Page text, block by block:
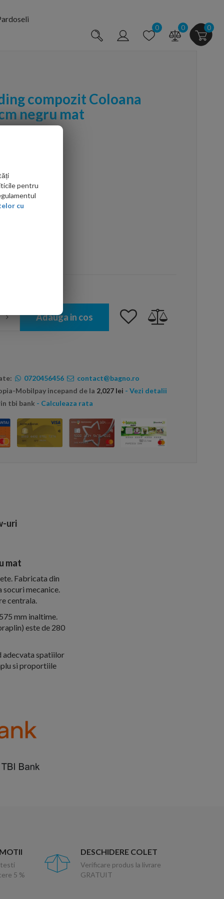
0 0 0
compozit Coloana
negru mat
Adauga in cos
0720456456
contact@bagno.ro
Mobilpay incepand de la 2,027 lei - Vezi detalii
tbi bank - Calculeaza rata
uri
mat
Fabricata din
mecanice.
centrala.
mm inaltime.
este de 280
adecvata spatiilor
si proportiile
5 %
DESCHIDERE COLET
Verificare produs la livrare
GRATUIT
pentru
cu